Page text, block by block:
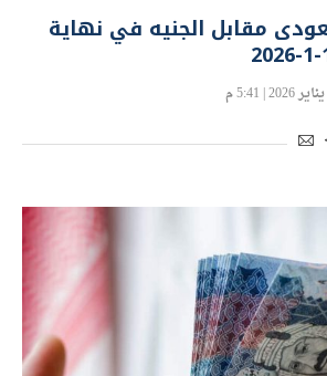
مقابل الجنيه في نهاية